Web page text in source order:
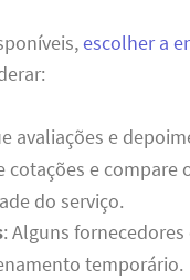
escolher a
avaliações e
cotações e compare
do serviço.
: Alguns
temporário.